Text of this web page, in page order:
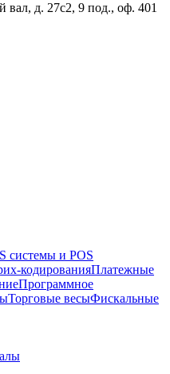
вал, д. 27с2, 9 под., оф. 401
системы и POS
кодированияПлатежные
Программное
Торговые весыФискальные